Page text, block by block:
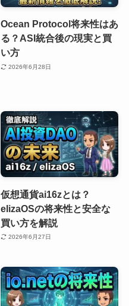
Ocean Protocol将来性はあ
る？ASI統合後の現実と買
い方
2026年6月28日
仮想通貨ai16zとは？
elizaOSの将来性と安全な
買い方を解説
2026年6月27日